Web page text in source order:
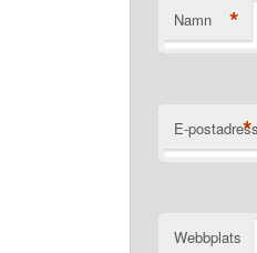
Namn *
E- *
Webbplats